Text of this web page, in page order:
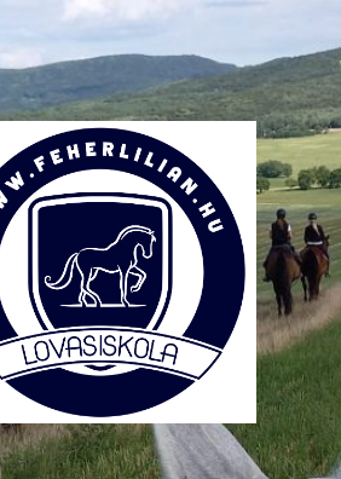
Lovasiskola